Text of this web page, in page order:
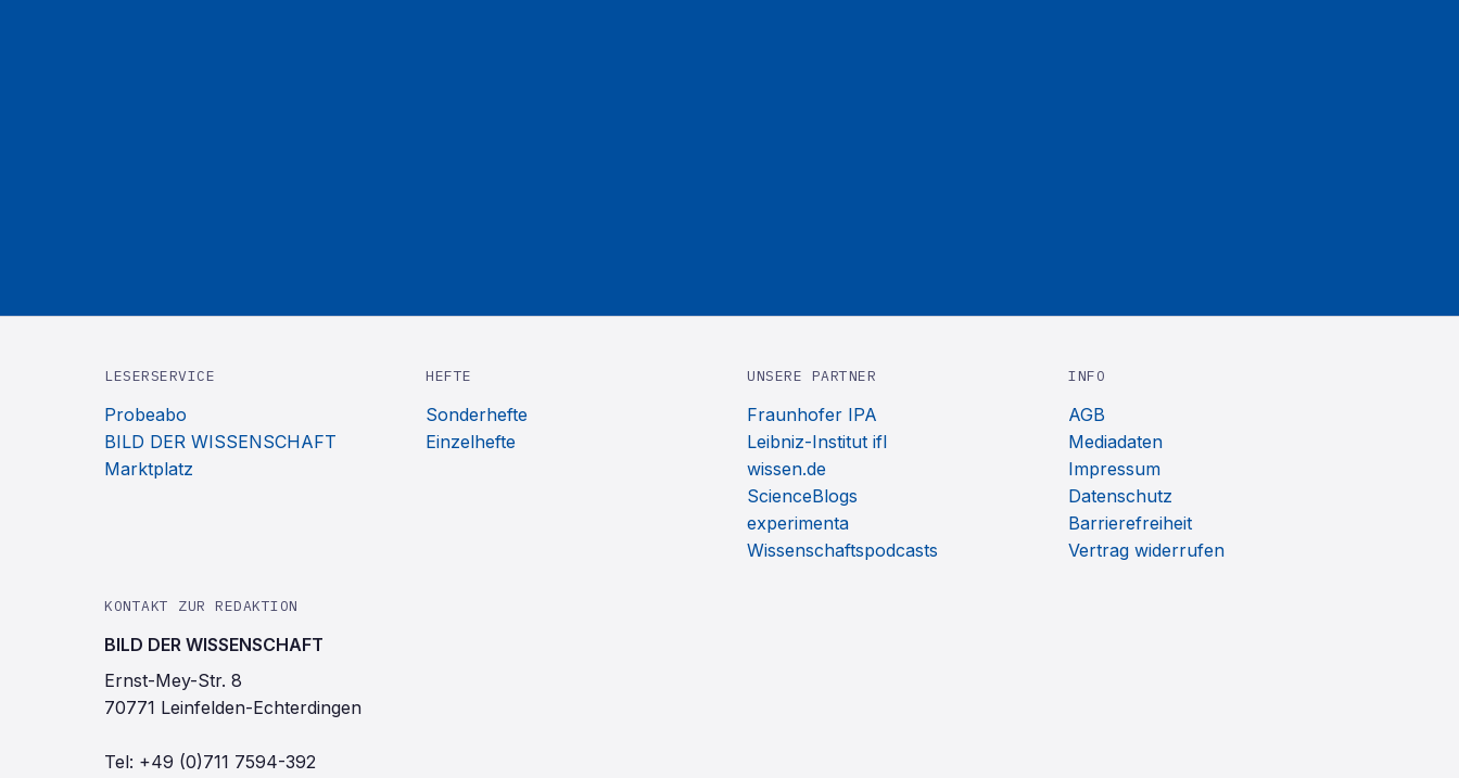
LESERSERVICE
Probeabo
BILD DER WISSENSCHAFT
Marktplatz
HEFTE
Sonderhefte
Einzelhefte
UNSERE PARTNER
Fraunhofer IPA
Leibniz-Institut ifl
wissen.de
ScienceBlogs
experimenta
Wissenschaftspodcasts
INFO
AGB
Mediadaten
Impressum
Datenschutz
Barrierefreiheit
Vertrag widerrufen
KONTAKT ZUR REDAKTION
BILD DER WISSENSCHAFT
Ernst-Mey-Str. 8
70771 Leinfelden-Echterdingen
Tel: +49 (0)711 7594-392